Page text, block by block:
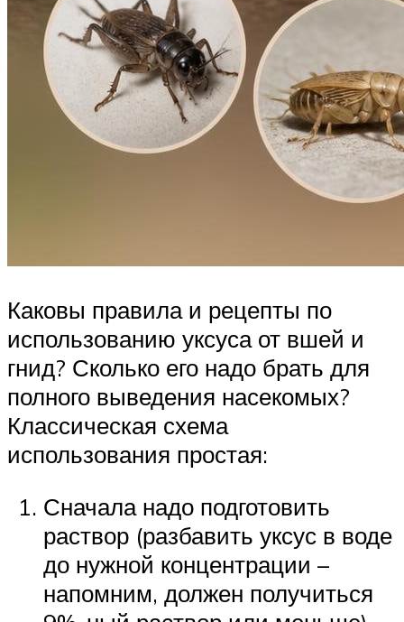
Каковы правила и рецепты по
использованию уксуса от вшей и
гнид? Сколько его надо брать для
полного выведения насекомых?
Классическая схема
использования простая:
Сначала надо подготовить
раствор (разбавить уксус в воде
до нужной концентрации –
напомним, должен получиться